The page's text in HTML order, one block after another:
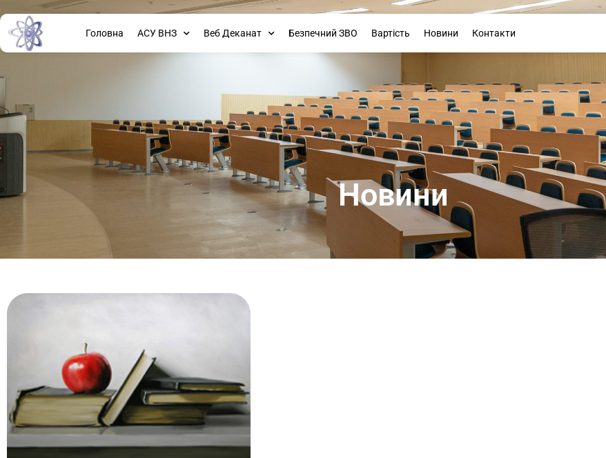
Головна АСУ ВНЗ Веб Деканат Безпечний ЗВО Вартість Новини Контакти
Новини